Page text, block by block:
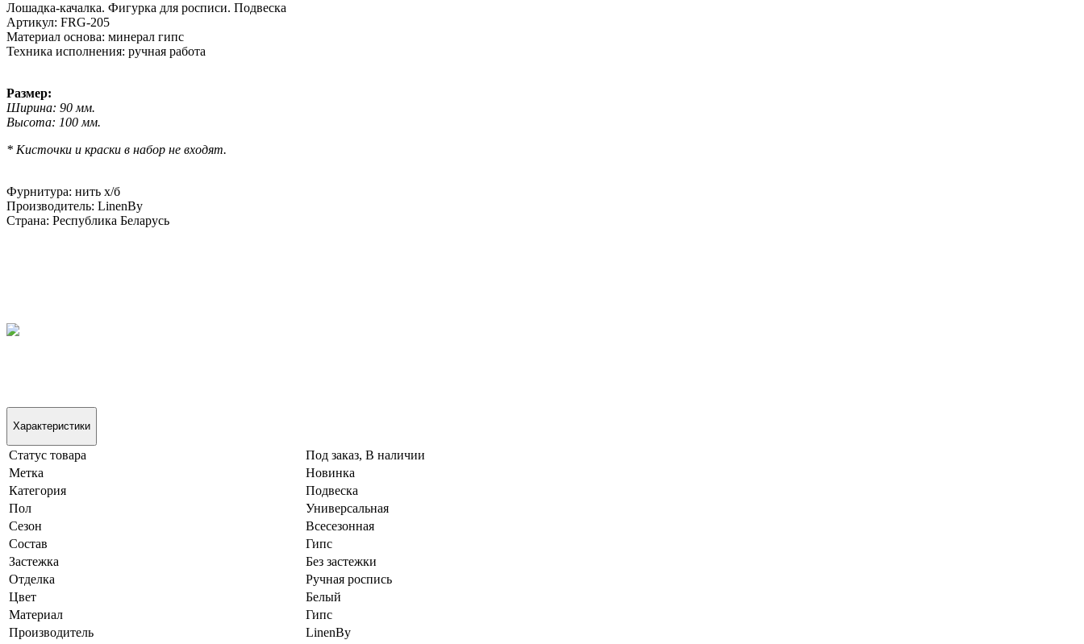
Лошадка-качалка. Фигурка для росписи. Подвеска
Артикул: FRG-205
Материал основа: минерал гипс
Техника исполнения: ручная работа
Размер:
Ширина: 90 мм.
Высота: 100 мм.
* Кисточки и краски в набор не входят.
Фурнитура: нить х/б
Производитель: LinenBy
Страна: Республика Беларусь
Характеристики
Статус товара
Под заказ, В наличии
Метка
Новинка
Категория
Подвеска
Пол
Универсальная
Сезон
Всесезонная
Состав
Гипс
Застежка
Без застежки
Отделка
Ручная роспись
Цвет
Белый
Материал
Гипс
Производитель
LinenBy